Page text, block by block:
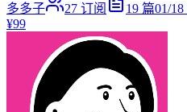
多多子 27 订阅 19 篇01/18
¥99